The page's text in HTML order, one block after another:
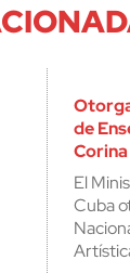
de
El
Cuba